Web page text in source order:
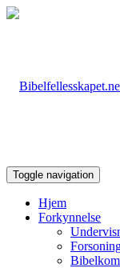
Toggle navigation
Hjem
Forkynnelse